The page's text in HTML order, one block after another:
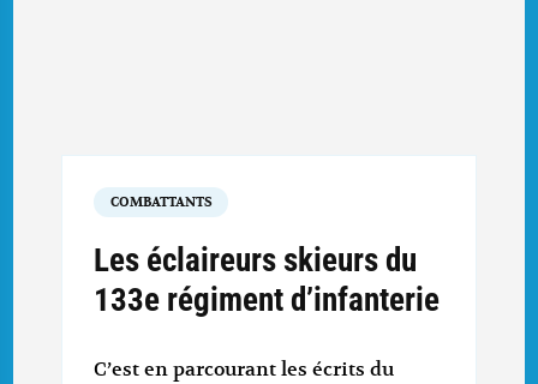
COMBATTANTS
Les éclaireurs skieurs du
133e régiment d’infanterie
C’est en parcourant les écrits du